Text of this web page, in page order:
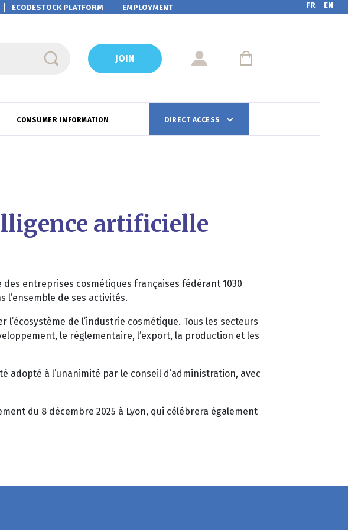
ECODESTOCK PLATFORM EMPLOYMENT FR EN
JOIN
CONSUMER INFORMATION DIRECT ACCESS
artificielle
entreprises cosmétiques françaises fédérant 1030
de ses activités.
de l’industrie cosmétique. Tous les secteurs
le réglementaire, l’export, la production et les
adopté à l’unanimité par le conseil d’administration, avec
du 8 décembre 2025 à Lyon, qui célébrera également